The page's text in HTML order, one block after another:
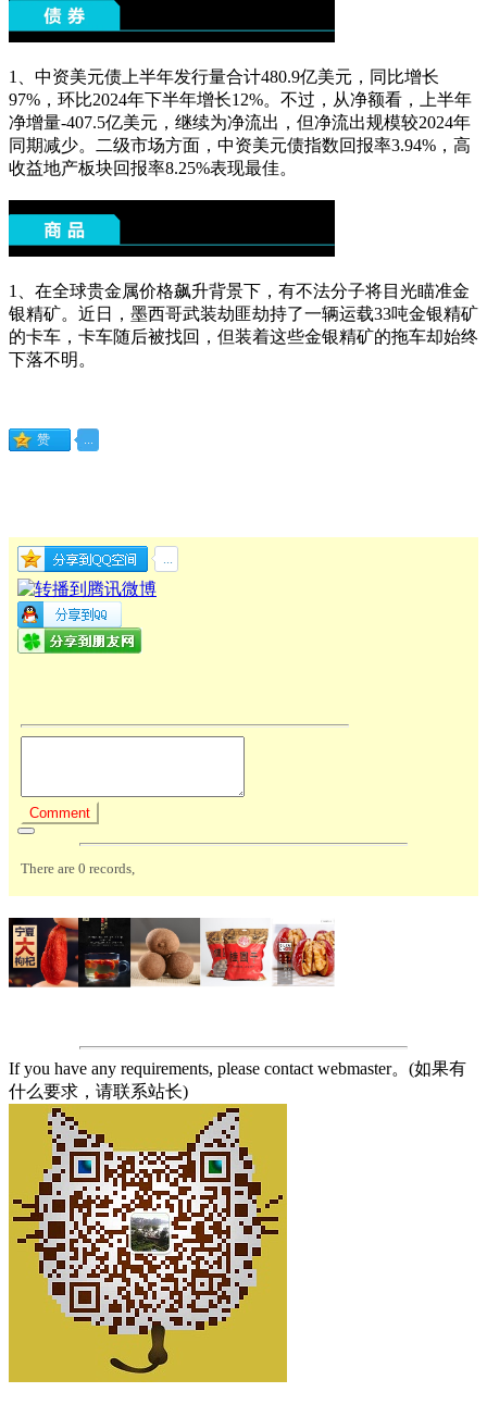
1、中资美元债上半年发行量合计480.9亿美元，同比增长
97%，环比2024年下半年增长12%。不过，从净额看，上半年
净增量-407.5亿美元，继续为净流出，但净流出规模较2024年
同期减少。二级市场方面，中资美元债指数回报率3.94%，高
收益地产板块回报率8.25%表现最佳。
1、在全球贵金属价格飙升背景下，有不法分子将目光瞄准金
银精矿。近日，墨西哥武装劫匪劫持了一辆运载33吨金银精矿
的卡车，卡车随后被找回，但装着这些金银精矿的拖车却始终
下落不明。
If you have any requirements, please contact webmaster。(如果有
什么要求，请联系站长)